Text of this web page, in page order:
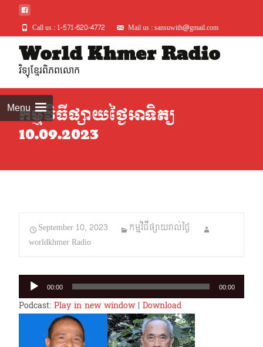
Call us : 1-571-620-4772 Mail us : sansuwith@gmail.com
World Khmer Radio
វិទ្យុខ្មែរពិភពលោក
Menuកម្មវិធីផ្សាយថ្ងៃអាទិត្យ
10.09.2023
September 10, 2023
កម្មវិធីផ្សាយរាល់ថ្ងៃ
worldkhmer Radio
Audio
Player
00:00 00:00
Podcast: Play in new window| Download